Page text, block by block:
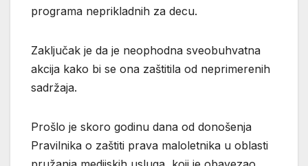
programa neprikladnih za decu.
Zaključak je da je neophodna sveobuhvatna
akcija kako bi se ona zaštitila od neprimerenih
sadržaja.
Prošlo je skoro godinu dana od donošenja
Pravilnika o zaštiti prava maloletnika u oblasti